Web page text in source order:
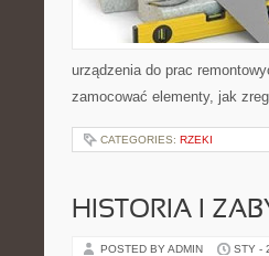
urządzenia do prac
zamocować elementy, jak
CATEGORIES: RZEKI
HISTORIA I
POSTED BY ADMIN STY -